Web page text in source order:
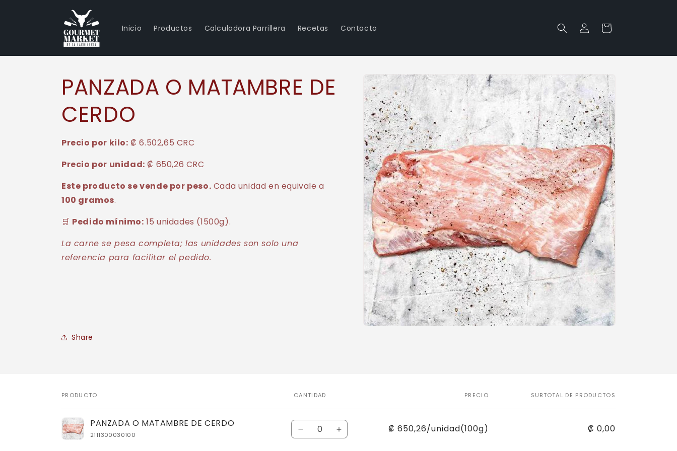
Inicio Productos Calculadora Parrillera Recetas Contacto
Iniciar
sesión
Carrito
directamente
a la
información
del producto
PANZADA O MATAMBRE DE
CERDO
Precio por kilo: ₡ 6.502,65 CRC
Precio por unidad: ₡ 650,26 CRC
Este producto se vende por peso. Cada unidad en equivale a
100 gramos.
🛒 Pedido mínimo: 15 unidades (1500g).
La carne se pesa completa; las unidades son solo una
referencia para facilitar el pedido.
Share
Tu
carrito
PRODUCTO CANTIDAD PRECIO SUBTOTAL DE PRODUCTOS
PANZADA O MATAMBRE DE CERDO
2111300030100
Cantidad
Reducir
Aumentar
₡ 650,26/unidad(100g) ₡ 0,00